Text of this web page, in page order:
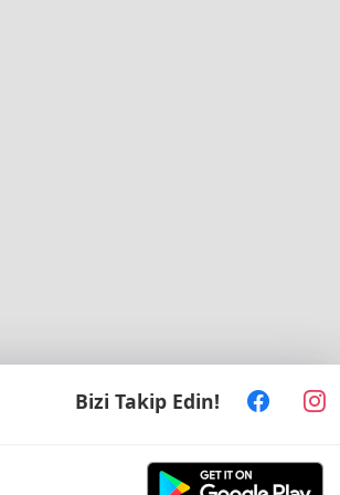
Bizi Takip Edin!